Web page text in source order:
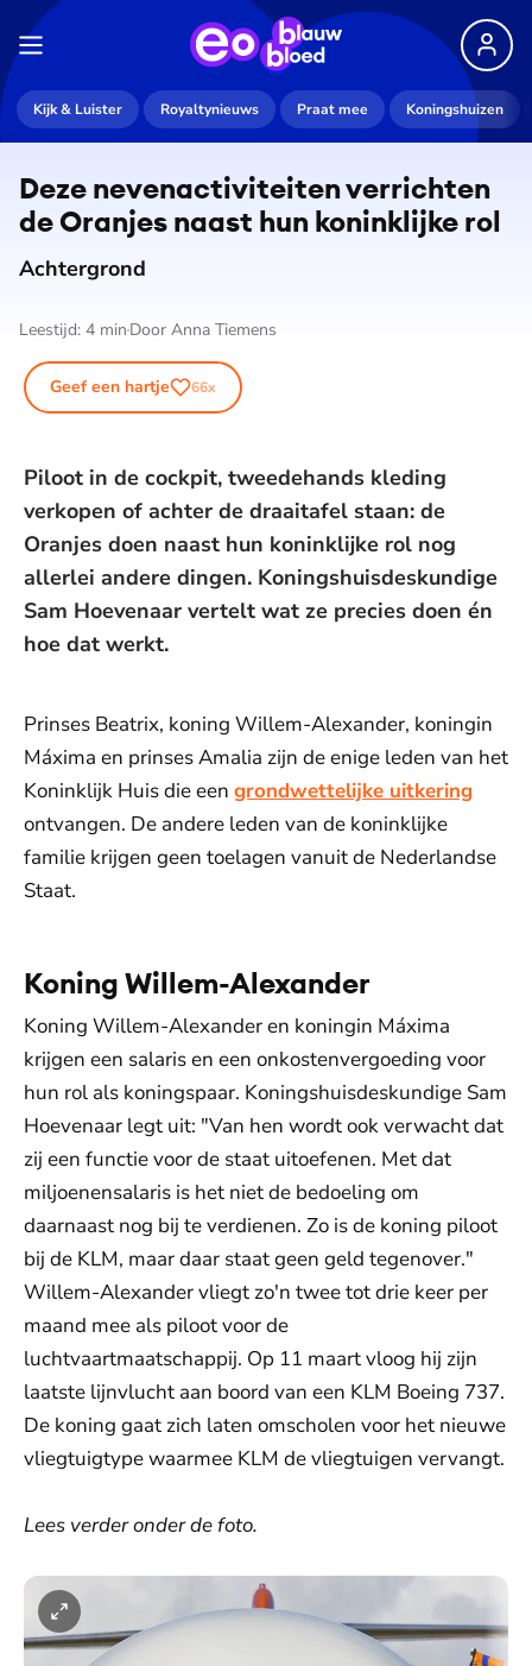
Kijk & Luister Royaltynieuws Praat mee Koningshuizen
De weergave van deze video vereist jouw
toestemming voor social media cookies.
Deze ne­ven­ac­ti­vi­tei­ten verrichten
de Oranjes naast hun koninklijke rol
Achtergrond
Leestijd: 4 min Door Anna Tiemens
Geef een hartje 66x
Piloot in de cockpit, tweedehands kleding
verkopen of achter de draaitafel staan: de
Oranjes doen naast hun koninklijke rol nog
allerlei andere dingen. Koningshuisdeskundige
Sam Hoevenaar vertelt wat ze precies doen én
hoe dat werkt.
Prinses Beatrix, koning Willem-Alexander, koningin
Máxima en prinses Amalia zijn de enige leden van het
Koninklijk Huis die een grondwettelijke uitkering
ontvangen. De andere leden van de koninklijke
familie krijgen geen toelagen vanuit de Nederlandse
Staat.
Koning Willem-Alexander
Koning Willem-Alexander en koningin Máxima
krijgen een salaris en een onkostenvergoeding voor
hun rol als koningspaar. Koningshuisdeskundige Sam
Hoevenaar legt uit: "Van hen wordt ook verwacht dat
zij een functie voor de staat uitoefenen. Met dat
miljoenensalaris is het niet de bedoeling om
daarnaast nog bij te verdienen. Zo is de koning piloot
bij de KLM, maar daar staat geen geld tegenover."
Willem-Alexander vliegt zo'n twee tot drie keer per
maand mee als piloot voor de
luchtvaartmaatschappij. Op 11 maart vloog hij zijn
laatste lijnvlucht aan boord van een KLM Boeing 737.
De koning gaat zich laten omscholen voor het nieuwe
vliegtuigtype waarmee KLM de vliegtuigen vervangt.
Lees verder onder de foto.